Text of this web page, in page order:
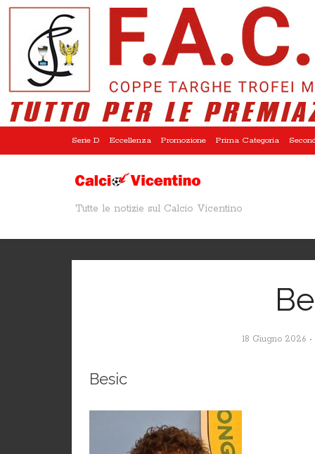
Serie D Eccellenza Promozione Prima Categoria
Tutte le notizie sul Calcio Vicentino
18 Giugno 2026
Besic